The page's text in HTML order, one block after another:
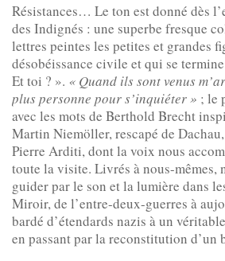
Résistances… Le ton est donné dès
des Indignés : une superbe fresque
lettres peintes les petites et grandes
désobéissance civile et qui se
Et toi ? ». « Quand ils sont venus
plus personne pour s’inquiéter » ; le
avec les mots de Berthold Brecht
Martin Niemöller, rescapé de
Pierre Arditi, dont la voix nous
toute la visite. Livrés à nous-mêmes,
guider par le son et la lumière dans
Miroir, de l’entre-deux-guerres à
bardé d’étendards nazis à un
en passant par la reconstitution d’un